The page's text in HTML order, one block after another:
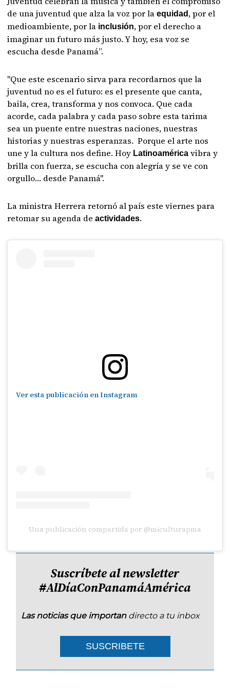
de una juventud que alza la voz por laequidad , por el
medioambiente, por la inclusión, por el derecho a
imaginar un futuro más justo. Y hoy, esa voz se
escucha desde Panamá”.
"Que este escenario sirva para recordarnos que la
juventud no es el futuro: es el presente que canta,
baila, crea, transforma y nos convoca. Que cada
acorde, cada palabra y cada paso sobre esta tarima
sea un puente entre nuestras naciones, nuestras
historias y nuestras esperanzas. Porque el arte nos
une y la cultura nos define. Hoy Latinoaméricavibra y
brilla con fuerza, se escucha con alegría y se ve con
orgullo… desde Panamá".
La ministra Herrera retornó al país este viernes para
retomar su agenda deactividades.
Ver esta publicación en Instagram
Una publicación compartida por @miculturapma
Suscríbete al newsletter
#AlDíaConPanamáAmérica
Las noticias que importan directo a tu inbox
SUSCRIBETE